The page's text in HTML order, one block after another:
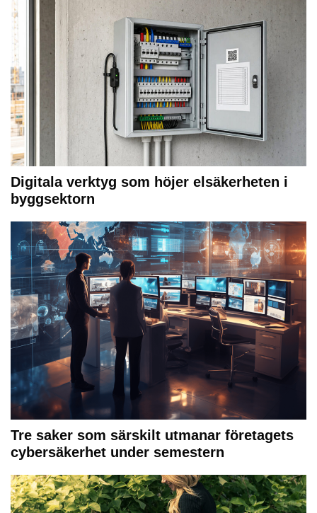
Digitala verktyg som höjer elsäkerheten i
byggsektorn
Tre saker som särskilt utmanar företagets
cybersäkerhet under semestern